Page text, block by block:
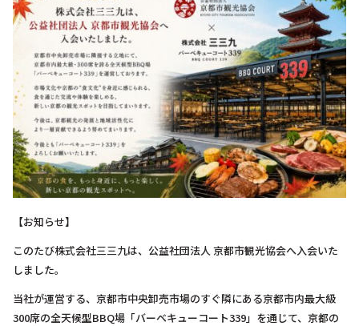
【お知らせ】
このたび株式会社三三九は、公益社団法人 京都市観光協会へ入会いた
しました。
当社が運営する、京都市中央卸売市場のすぐ隣にある京都市内最大級
300席の全天候型BBQ場「バーベキューコート339」を通じて、京都の